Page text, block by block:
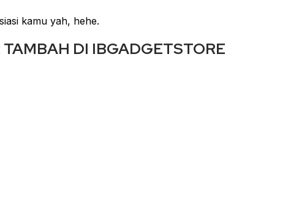
kamu yah, hehe.
DI IBGADGETSTORE